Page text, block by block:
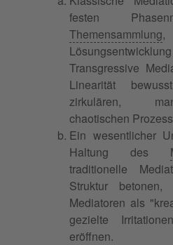
festen
Themensammlung,
Transgressive
Linearität
zirkulären,
chaotischen
Ein wesentlicher
Haltung des
traditionelle
Struktur betonen,
Mediatoren als
gezielte
eröffnen.